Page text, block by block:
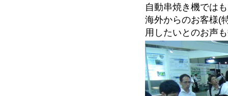
自動串焼き機では
海外からのお客様(
用したいとのお声